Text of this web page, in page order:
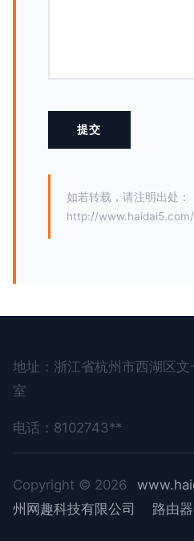
如若转载，请注明出处：
http://
地址：浙江省杭州市西湖区
室
电话：8102743**
Copyright © 2026
州网趣科技有限公司
路由器